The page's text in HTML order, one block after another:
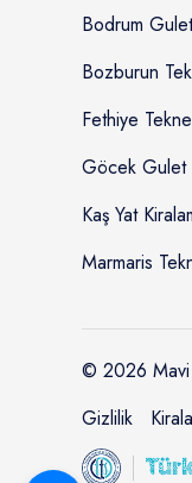
Bodrum
Bozburun
Fethiye
Göcek Gulet
Kaş Yat
Marmaris
© 2026 Mavi
Gizlilik